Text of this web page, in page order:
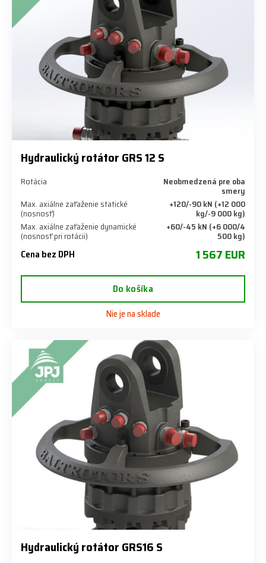
Hydraulický rotátor GRS 12 S
Rotácia Neobmedzená pre oba
smery
Max. axiálne zaťaženie statické
(nosnosť)
+120/-90 kN (+12 000
kg/-9 000 kg)
Max. axiálne zaťaženie dynamické
(nosnosť pri rotácii)
+60/-45 kN (+6 000/4
500 kg)
Cena bez DPH 1 567 EUR
Do košíka
Nie je na sklade
Hydraulický rotátor GRS16 S